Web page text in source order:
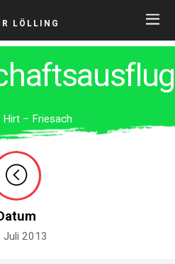
LÖLLING
Hirt – Friesach
Juli 2013